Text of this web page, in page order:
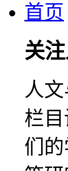
首页
关
人
栏
们